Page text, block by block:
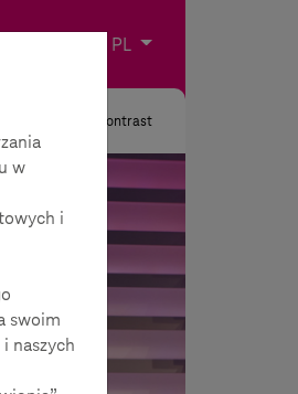
PL Wybierz język
Kontrast
w
i
swoim
naszych